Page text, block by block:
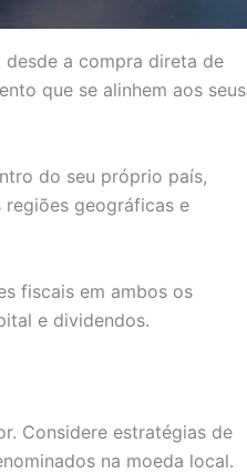
desde a compra direta de
que se alinhem aos seus
do seu próprio país,
geográficas e
fiscais em ambos os
e dividendos.
Considere estratégias de
na moeda local.